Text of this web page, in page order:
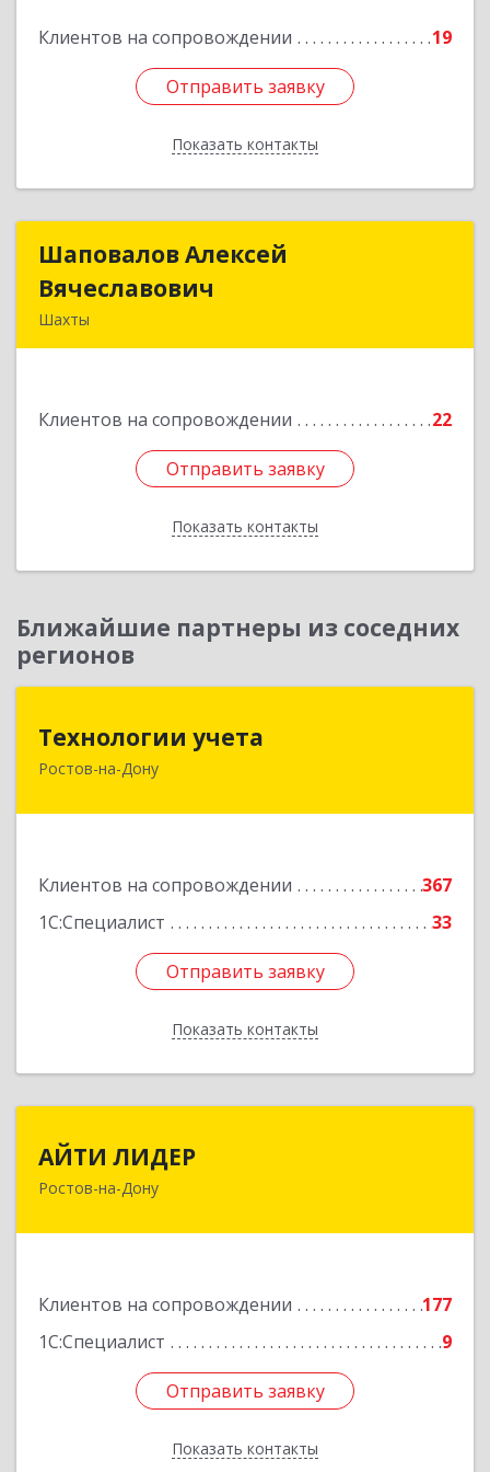
Клиентов на сопровождении 19
Отправить заявку
Показать контакты
Отправить заявку
Назад
Шаповалов Алексей
Вячеславович
Шахты
Клиентов на сопровождении 22
Отправить заявку
Показать контакты
Шаповалов Алексей
Отправить заявку
Назад
Ближайшие партнеры из соседних
регионов
Технологии учета
Ростов-на-Дону
Клиентов на сопровождении
367
1С:Специалист
33
Отправить заявку
Показать контакты
344064, Ростовская обл, Ростов-на-Дону г,
Отправить заявку
Назад
АЙТИ ЛИДЕР
Ростов-на-Дону
Клиентов на сопровождении
177
1С:Специалист
9
Отправить заявку
Показать контакты
344065, Ростовская обл, Ростов-на-Дону г,
Отправить заявку
Назад